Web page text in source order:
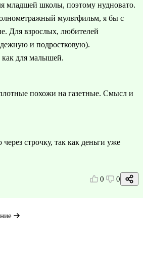
младшей школы, поэтому нудновато.
мультфильм, я бы с
Для взрослых, любителей
и подростковую).
как для малышей.
похожи на газетные. Смысл и
строчку, так как деньги уже
0 0